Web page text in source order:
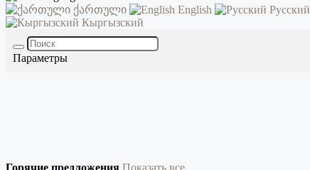
ქართული English Русский
Кыргызский
Параметры
Горячие предложения Показать все